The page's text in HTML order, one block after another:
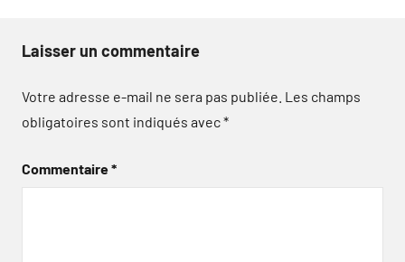
Laisser un commentaire
Votre adresse e-mail ne sera pas publiée. Les champs
obligatoires sont indiqués avec*
Commentaire*